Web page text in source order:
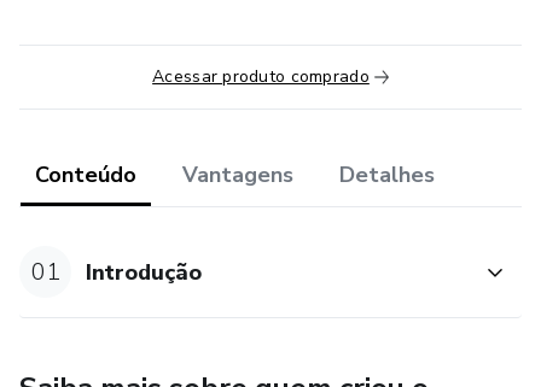
enormes, pouco a pouco dominando inteiramente o
hábito de gastar, mas isso só acontece depois de se tornar
bem enraizado e sistemático no seu subconsciente. Somos
Hábitos, Confiança em si mesmo, Ganancia, Autocontrole,
Acessar produto comprado
Conteúdo Vantagens Detalhes
01 Introdução